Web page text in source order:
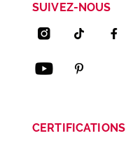
SUIVEZ-NOUS
CERTIFICATIONS